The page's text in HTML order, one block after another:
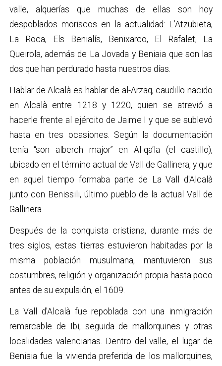
valle, alquerías que muchas de ellas son hoy
despoblados moriscos en la actualidad: L’Atzubieta,
La Roca, Els Benialís, Benixarco, El Rafalet, La
Queirola, además de La Jovada y Beniaia que son las
dos que han perdurado hasta nuestros días.
Hablar de Alcalà es hablar de al-Arzaq, caudillo nacido
en Alcalà entre 1218 y 1220, quien se atrevió a
hacerle frente al ejército de Jaime I y que se sublevó
hasta en tres ocasiones. Según la documentación
tenía “son alberch major” en Al-qa‘la (el castillo),
ubicado en el término actual de Vall de Gallinera, y que
en aquel tiempo formaba parte de La Vall d'Alcalà
junto con Benissili, último pueblo de la actual Vall de
Gallinera.
Después de la conquista cristiana, durante más de
tres siglos, estas tierras estuvieron habitadas por la
misma población musulmana, mantuvieron sus
costumbres, religión y organización propia hasta poco
antes de su expulsión, el 1609.
La Vall d'Alcalà fue repoblada con una inmigración
remarcable de Ibi, seguida de mallorquines y otras
localidades valencianas. Dentro del valle, el lugar de
Beniaia fue la vivienda preferida de los mallorquines,